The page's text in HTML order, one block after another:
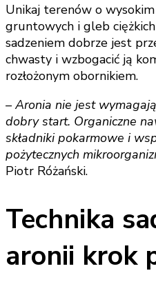
Unikaj terenów o
gruntowych i gleb
sadzeniem dobrze jest
chwasty i wzbogacić ją
rozłożonym obornikiem.
– Aronia nie jest
dobry start. Organiczne
składniki pokarmowe i
pożytecznych
Piotr Różański.
Technika
aronii krok